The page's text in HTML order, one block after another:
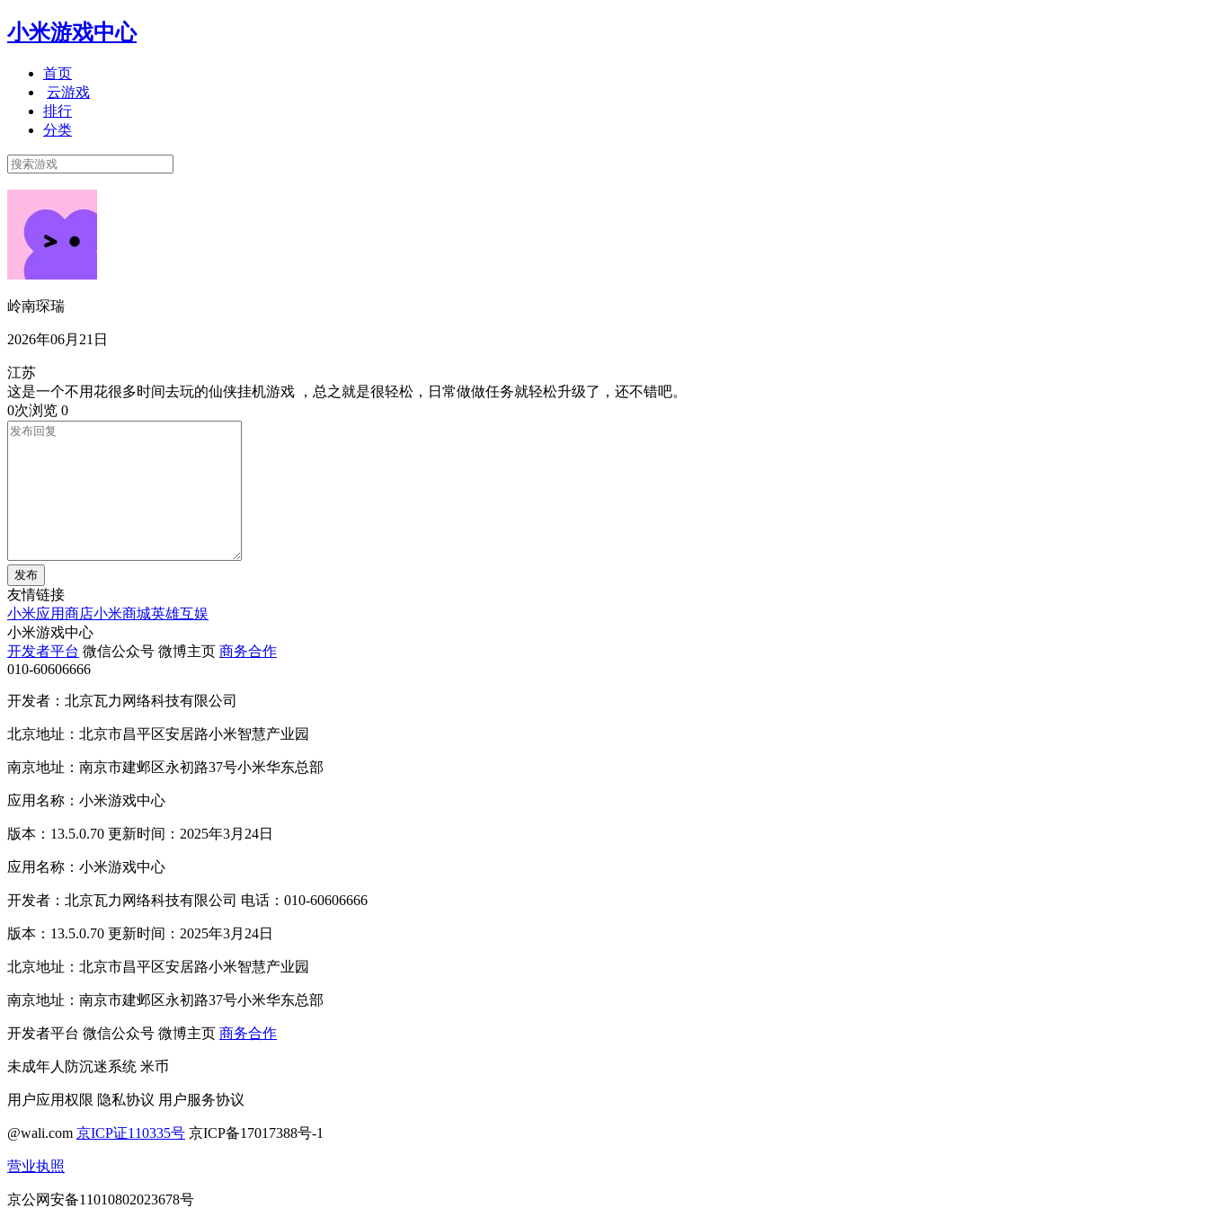
小米游戏中心
首页
云游戏
排行
分类
岭南琛瑞
2026年06月21日
江苏
这是一个不用花很多时间去玩的仙侠挂机游戏 ，总之就是很轻松，日常做做任务就轻松升级了，还不错吧。
0次浏览 0
发布
友情链接
小米应用商店小米商城英雄互娱
小米游戏中心
开发者平台 微信公众号 微博主页 商务合作
010-60606666
开发者：北京瓦力网络科技有限公司
北京地址：北京市昌平区安居路小米智慧产业园
南京地址：南京市建邺区永初路37号小米华东总部
应用名称：小米游戏中心
版本：13.5.0.70 更新时间：2025年3月24日
应用名称：小米游戏中心
开发者：北京瓦力网络科技有限公司 电话：010-60606666
版本：13.5.0.70 更新时间：2025年3月24日
北京地址：北京市昌平区安居路小米智慧产业园
南京地址：南京市建邺区永初路37号小米华东总部
开发者平台 微信公众号 微博主页 商务合作
未成年人防沉迷系统 米币
用户应用权限 隐私协议 用户服务协议
@wali.com 京ICP证110335号 京ICP备17017388号-1
营业执照
京公网安备11010802023678号